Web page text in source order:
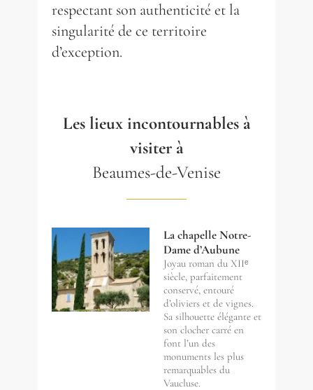
respectant son authenticité et la
singularité de ce territoire
d’exception.
Les lieux incontournables à
visiter à
Beaumes-de-Venise
La chapelle Notre-
Dame d’Aubune
Joyau roman du XIIᵉ
siècle, parfaitement
conservé, entouré
d’oliviers et de vignes.
Sa silhouette élégante et
son clocher carré en
font l’un des
monuments les plus
remarquables du
Vaucluse.